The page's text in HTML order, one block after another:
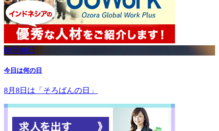
08月08日
今日は何の日
8月8日は「そろばんの日」